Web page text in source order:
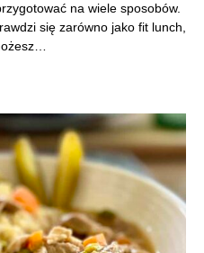
na wiele sposobów.
się zarówno jako fit lunch,